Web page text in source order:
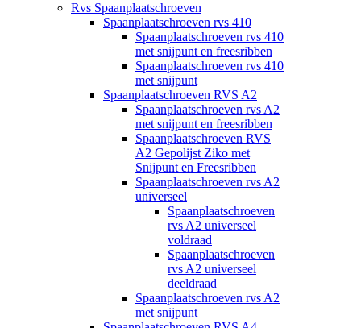
Rvs Spaanplaatschroeven
Spaanplaatschroeven rvs 410
Spaanplaatschroeven rvs 410
met snijpunt en freesribben
Spaanplaatschroeven rvs 410
met snijpunt
Spaanplaatschroeven RVS A2
Spaanplaatschroeven rvs A2
met snijpunt en freesribben
Spaanplaatschroeven RVS
A2 Gepolijst Ziko met
Snijpunt en Freesribben
Spaanplaatschroeven rvs A2
universeel
Spaanplaatschroeven
rvs A2 universeel
voldraad
Spaanplaatschroeven
rvs A2 universeel
deeldraad
Spaanplaatschroeven rvs A2
met snijpunt